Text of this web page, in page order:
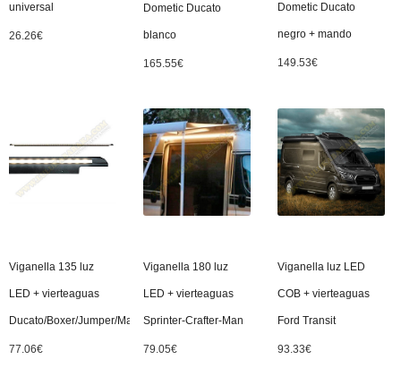
universal
26.26€
Dometic Ducato
blanco
165.55€
Dometic Ducato
negro + mando
149.53€
Viganella 135 luz
LED + vierteaguas
Ducato/Boxer/Jumper/Master/Movano/NV400
77.06€
Viganella 180 luz
LED + vierteaguas
Sprinter-Crafter-Man
79.05€
Viganella luz LED
COB + vierteaguas
Ford Transit
93.33€